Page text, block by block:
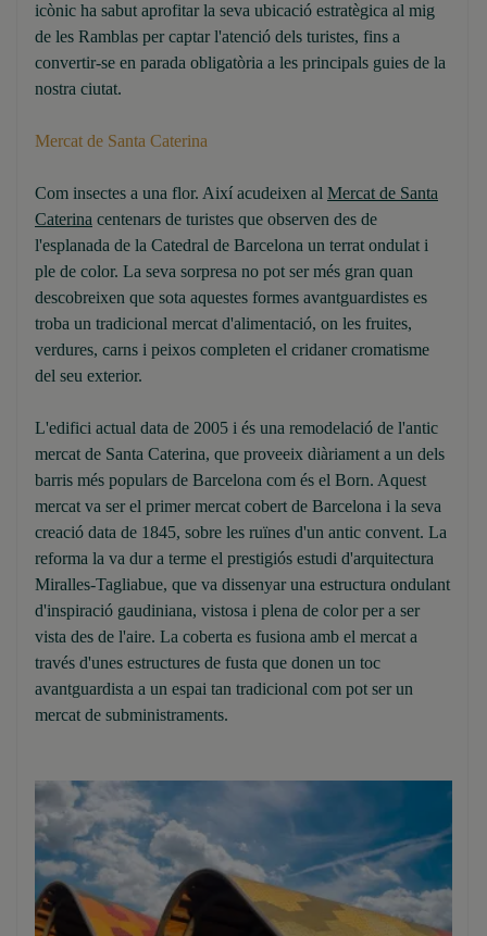
icònic ha sabut aprofitar la seva ubicació estratègica al mig
de les Ramblas per captar l'atenció dels turistes, fins a
convertir-se en parada obligatòria a les principals guies de la
nostra ciutat.
Mercat de Santa Caterina
Com insectes a una flor. Així acudeixen al Mercat de Santa
Caterina centenars de turistes que observen des de
l'esplanada de la Catedral de Barcelona un terrat ondulat i
ple de color. La seva sorpresa no pot ser més gran quan
descobreixen que sota aquestes formes avantguardistes es
troba un tradicional mercat d'alimentació, on les fruites,
verdures, carns i peixos completen el cridaner cromatisme
del seu exterior.
L'edifici actual data de 2005 i és una remodelació de l'antic
mercat de Santa Caterina, que proveeix diàriament a un dels
barris més populars de Barcelona com és el Born. Aquest
mercat va ser el primer mercat cobert de Barcelona i la seva
creació data de 1845, sobre les ruïnes d'un antic convent. La
reforma la va dur a terme el prestigiós estudi d'arquitectura
Miralles-Tagliabue, que va dissenyar una estructura ondulant
d'inspiració gaudiniana, vistosa i plena de color per a ser
vista des de l'aire. La coberta es fusiona amb el mercat a
través d'unes estructures de fusta que donen un toc
avantguardista a un espai tan tradicional com pot ser un
mercat de subministraments.